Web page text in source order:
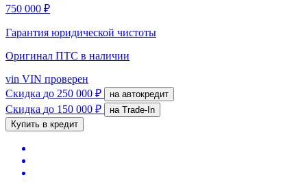
750 000 ₽
Гарантия юридической чистоты
Оригинал ПТС в наличии
vin VIN проверен
Скидка до 250 000 ₽ на автокредит
Скидка до 150 000 ₽
на Trade-In
Купить в кредит